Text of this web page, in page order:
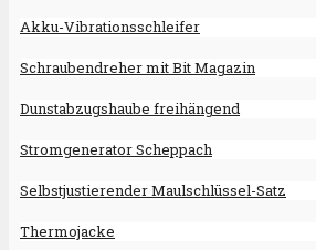
Akku-Vibrationsschleifer
Schraubendreher mit Bit Magazin
Dunstabzugshaube freihängend
Stromgenerator Scheppach
Selbstjustierender Maulschlüssel-Satz
Thermojacke